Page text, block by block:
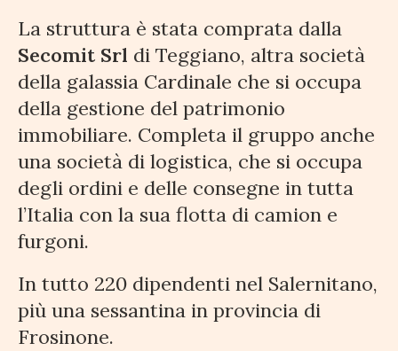
La struttura è stata comprata dalla
Secomit Srl di Teggiano, altra società
della galassia Cardinale che si occupa
della gestione del patrimonio
immobiliare. Completa il gruppo anche
una società di logistica, che si occupa
degli ordini e delle consegne in tutta
l’Italia con la sua flotta di camion e
furgoni.
In tutto 220 dipendenti nel Salernitano,
più una sessantina in provincia di
Frosinone.